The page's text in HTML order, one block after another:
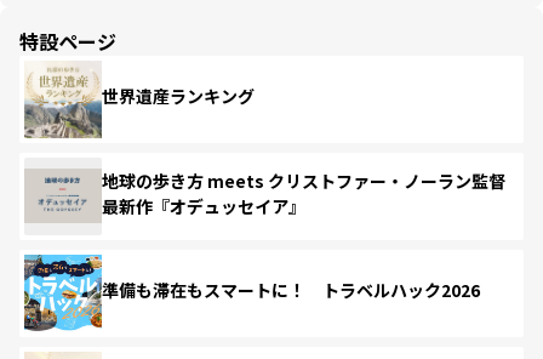
特設ページ
世界遺産ランキング
地球の歩き方 meets クリストファー・ノーラン監督
最新作『オデュッセイア』
準備も滞在もスマートに！ トラベルハック2026